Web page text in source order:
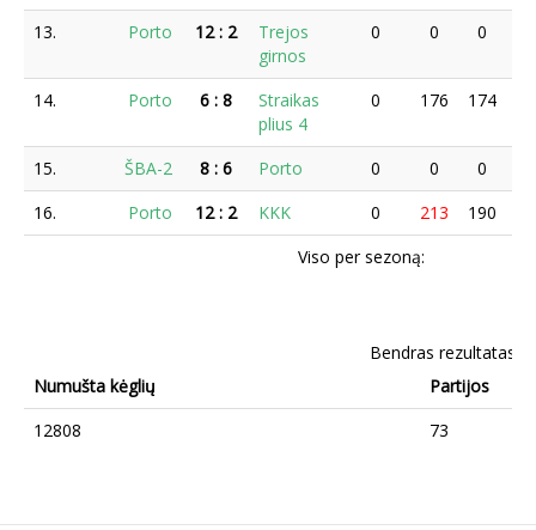
13. Porto 12 : 2
Trejos
girnos
0 0 0
14. Porto 6 : 8
Straikas
plius 4
0 176 174
15. ŠBA-2 8 : 6 Porto 0 0 0
16.
Porto 12 : 2 KKK 0 213 190
Viso per sezoną:
Bendras rezultatas
Numušta kėglių
Partijos
12808
73